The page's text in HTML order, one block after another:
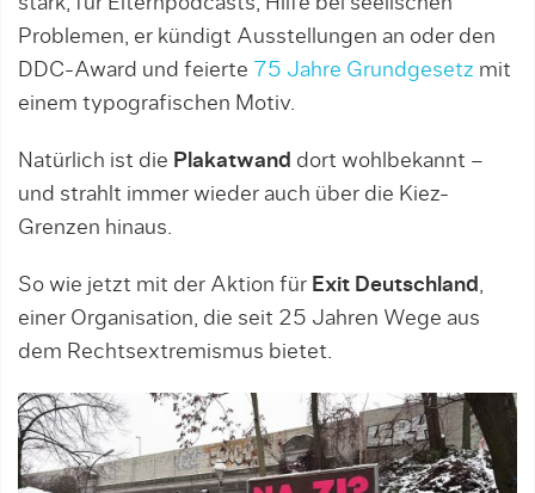
Problemen, er kündigt Ausstellungen an oder den
DDC-Award und feierte 75 Jahre Grundgesetz mit
einem typografischen Motiv.
Natürlich ist die Plakatwand dort wohlbekannt –
und strahlt immer wieder auch über die Kiez-
Grenzen hinaus.
So wie jetzt mit der Aktion für Exit Deutschland ,
einer Organisation, die seit 25 Jahren Wege aus
dem Rechtsextremismus bietet.